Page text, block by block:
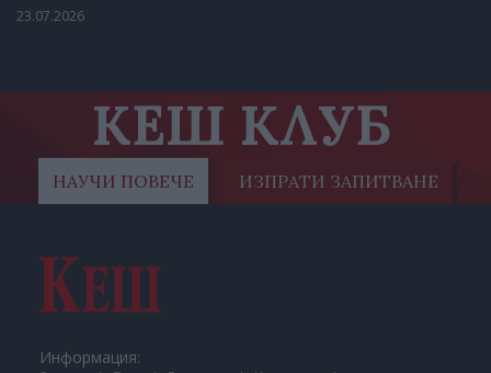
23.07.2026
КЕШ КЛУБ
НАУЧИ ПОВЕЧЕ ИЗПРАТИ ЗАПИТВАНЕ
Информация: